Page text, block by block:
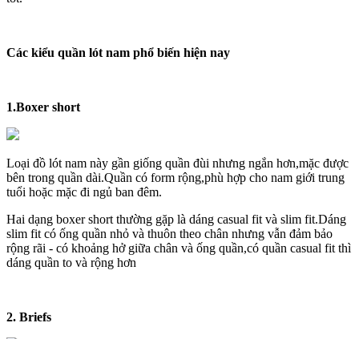
Các kiểu quần lót nam phổ biến hiện nay
1.Boxer short
Loại đồ lót nam này gần giống quần đùi nhưng ngắn hơn,mặc được
bên trong quần dài.Quần có form rộng,phù hợp cho nam giới trung
tuổi hoặc mặc đi ngủ ban đêm.
Hai dạng boxer short thường gặp là dáng casual fit và slim fit.Dáng
slim fit có ống quần nhỏ và thuôn theo chân nhưng vẫn đảm bảo
rộng rãi - có khoảng hở giữa chân và ống quần,có quần casual fit thì
dáng quần to và rộng hơn
2. Briefs